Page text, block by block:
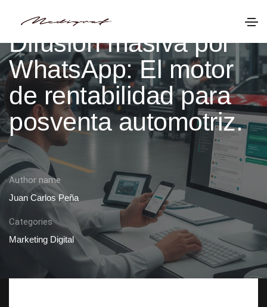
Difusión masiva por
WhatsApp: El motor
de rentabilidad para
posventa automotriz.
Author name
Juan Carlos Peña
Categories
Marketing Digital